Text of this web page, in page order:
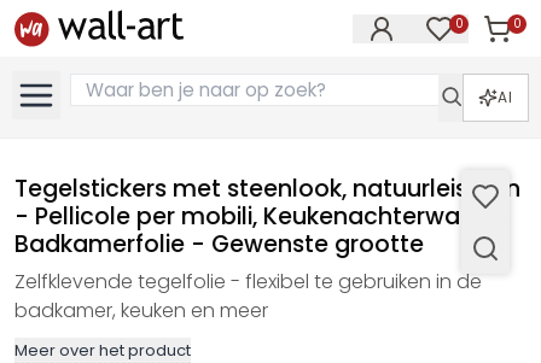
0 0
AI
Tegelstickers met steenlook, natuurleisteen
- Pellicole per mobili, Keukenachterwand,
Badkamerfolie - Gewenste grootte
Zelfklevende tegelfolie - flexibel te gebruiken in de
badkamer, keuken en meer
Meer over het product